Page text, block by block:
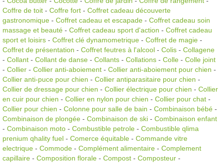
Coffre de toit - Coffre fort - Coffret cadeau découverte
gastronomique - Coffret cadeau et escapade - Coffret cadeau soin
massage et beauté - Coffret cadeau sport d'action - Coffret cadeau
sport et loisirs - Coffret clé dynamometrique - Coffret de magie -
Coffret de présentation - Coffret feutres à l'alcool - Colis - Collagene
- Collant - Collant de danse - Collants - Collations - Colle - Colle joint
- Collier - Collier anti-aboiement - Collier anti-aboiement pour chien -
Collier anti-puce pour chien - Collier antiparasitaire pour chien -
Collier de dressage pour chien - Collier électrique pour chien - Collier
en cuir pour chien - Collier en nylon pour chien - Collier pour chat -
Collier pour chien - Colonne pour salle de bain - Combinaison bébé -
Combinaison de plongée - Combinaison de ski - Combinaison enfant
- Combinaison moto - Combustible petrole - Combustible qlima
prenium qhality fuel - Comerce équitable - Commande vitre
electrique - Commode - Complément alimentaire - Complement
capillaire - Composition florale - Compost - Composteur -